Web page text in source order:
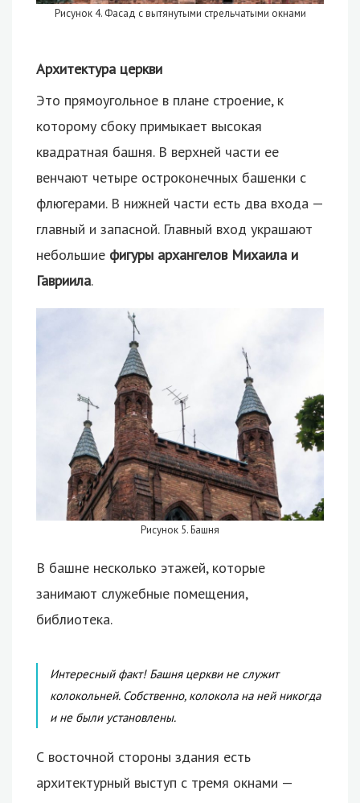
Рисунок 4. Фасад с вытянутыми стрельчатыми окнами
Архитектура церкви
Это прямоугольное в плане строение, к
которому сбоку примыкает высокая
квадратная башня. В верхней части ее
венчают четыре остроконечных башенки с
флюгерами. В нижней части есть два входа —
главный и запасной. Главный вход украшают
небольшие фигуры архангелов Михаила и
Гавриила.
Рисунок 5. Башня
В башне несколько этажей, которые
занимают служебные помещения,
библиотека.
Интересный факт! Башня церкви не служит
колокольней. Собственно, колокола на ней никогда
и не были установлены.
С восточной стороны здания есть
архитектурный выступ с тремя окнами —